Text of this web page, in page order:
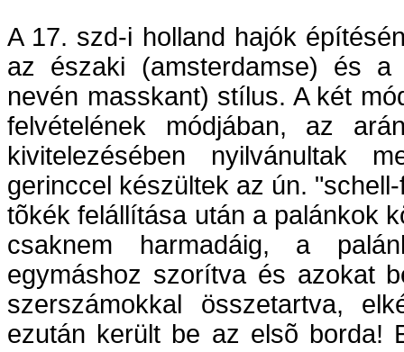
A 17. szd-i holland hajók
az északi (amsterdamse) és
nevén masskant) stílus. A két
felvételének módjában, az
kivitelezésében nyilvánultak
gerinccel készültek az ún.
tõkék felállítása után a palánkok
csaknem harmadáig, a
egymáshoz szorítva és azokat
szerszámokkal összetartva,
ezután került be az elsõ borda!